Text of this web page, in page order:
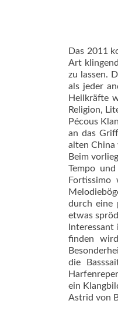
Das 2011
Art
zu lassen.
als jeder
Heilkräfte
Religion,
Pécous
an das
alten China
Beim
Tempo
durch eine
etwas
finden
die
ein
Astrid von